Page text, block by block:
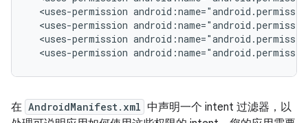
<uses-permission
<uses-permission
<uses-permission
在 AndroidManifest.xml 中声明一个 intent 过滤器，以